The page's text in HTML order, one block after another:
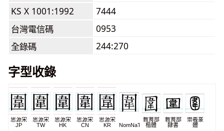
KS X 1001:1992
7444
台灣電信碼
0953
全錄碼
244:270
字型收錄
思源宋
JP
思源宋
TW
思源宋
HK
思源宋
CN
思源宋
KR
NomNaTong
教育部
楷體
教育部
隸書
崇羲篆
體